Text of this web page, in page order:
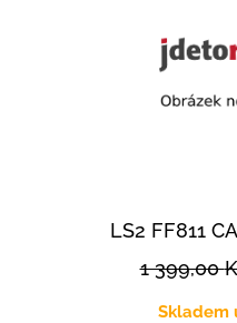
LS2 FF811
1 399,00
Skladem